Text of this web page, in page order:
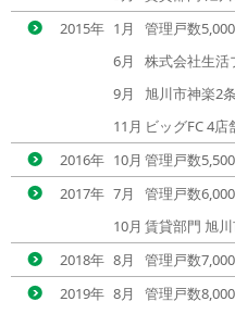
2015年 1月
管理戸数
6月
株式会社生活
9月
旭川市神楽2
11月 ビッグFC 4
2016年 10月 管理戸数
2017年 7月
管理戸数
10月 賃貸部門 旭
2018年 8月
管理戸数
2019年 8月
管理戸数